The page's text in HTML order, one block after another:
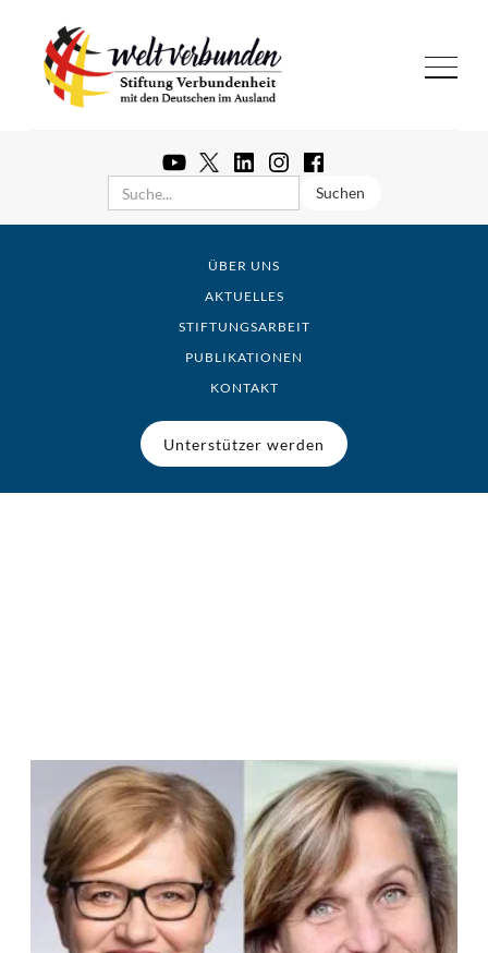
ÜBER UNS
AKTUELLES
STIFTUNGSARBEIT
PUBLIKATIONEN
KONTAKT
Unterstützer werden